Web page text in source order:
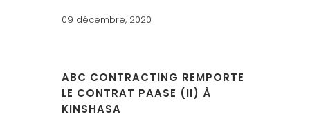
09 décembre, 2020
ABC CONTRACTING REMPORTE
LE CONTRAT PAASE (II) À
KINSHASA